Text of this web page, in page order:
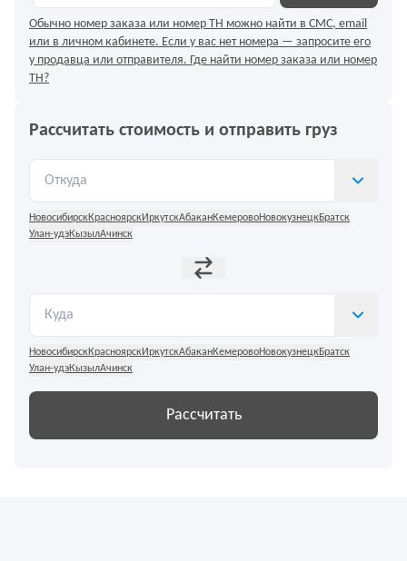
Где найти номер заказа или номер
ТН?
Рассчитать стоимость и отправить груз
НовосибирскКрасноярскИркутскАбаканКемеровоНовокузнецкБратск
Улан-удэКызылАчинск
НовосибирскКрасноярскИркутскАбаканКемеровоНовокузнецкБратск
Улан-удэКызылАчинск
Рассчитать